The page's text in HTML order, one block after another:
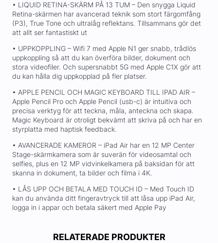
• LIQUID RETINA-SKÄRM PÅ 13 TUM – Den snygga Liquid
Retina-skärmen har avancerad teknik som stort färgomfång
(P3), True Tone och ultralåg reflektans. Tillsammans gör det
att allt ser fantastiskt ut
• UPPKOPPLING – Wifi 7 med Apple N1 ger snabb, trådlös
uppkoppling så att du kan överföra bilder, dokument och
stora videofiler. Och supersnabbt 5G med Apple C1X gör att
du kan hålla dig uppkopplad på fler platser.
• APPLE PENCIL OCH MAGIC KEYBOARD TILL IPAD AIR –
Apple Pencil Pro och Apple Pencil (usb-c) är intuitiva och
precisa verktyg för att teckna, måla, anteckna och skapa.
Magic Keyboard är otroligt bekvämt att skriva på och har en
styrplatta med haptisk feedback.
• AVANCERADE KAMEROR – iPad Air har en 12 MP Center
Stage-skärmkamera som är suverän för videosamtal och
selfies, plus en 12 MP vidvinkelkamera på baksidan för att
skanna in dokument, ta bilder och filma i 4K.
• LÅS UPP OCH BETALA MED TOUCH ID – Med Touch ID
kan du använda ditt fingeravtryck till att låsa upp iPad Air,
logga in i appar och betala säkert med Apple Pay
RELATERADE PRODUKTER